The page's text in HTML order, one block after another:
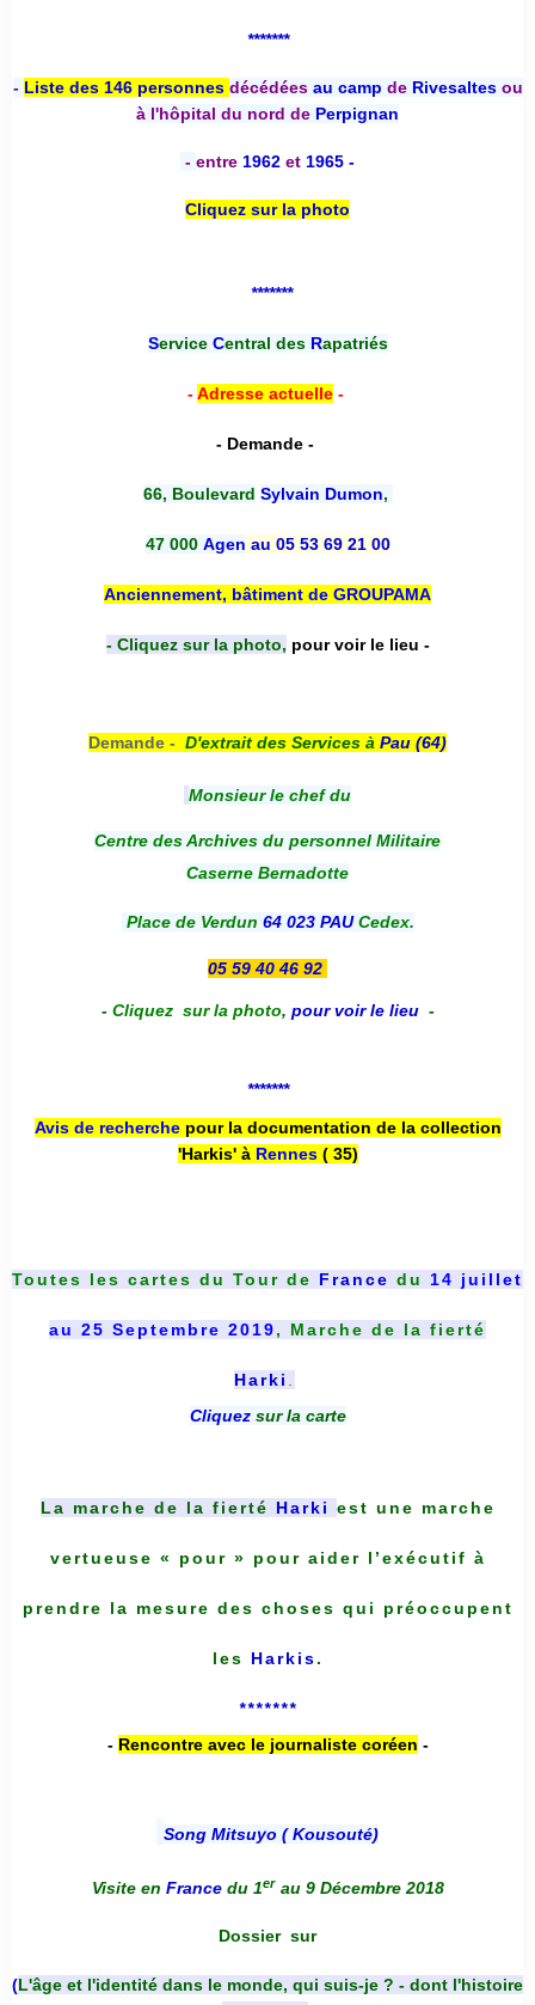
*******
- Liste des 146 personnes décédées au camp deRivesaltesou
à l'hôpital du nord de Perpignan
- entre 1962 et 1965 -
Cliquez sur la photo
*******
Service Central desRapatriés
-Adresse actuelle-
- Demande -
66, Boulevard Sylvain Dumon,
47 000 Agen au 05 53 69 21 00
Anciennement, bâtiment de GROUPAMA
- Cliquez sur la photo, pour voir le lieu -
Demande - D'extrait des Services à Pau (64)
Monsieur le chef du
Centre des Archives du personnel Militaire
Caserne Bernadotte
Place de Verdun 64 023 PAUCedex.
05 59 40 46 92
- Cliquez sur la photo, pour voir le lieu -
*******
Avis de recherche pour la documentation de la collection
'Harkis' à Rennes( 35)
Toutes les cartes du Tour de France du 14 juillet
au 25 Septembre 2019, Marche de la fierté
Harki
Cliquez sur la carte
La marche de la fierté Harki est une marche
vertueuse « pour » pour aider l’exécutif à
prendre la mesure des choses qui préoccupent
les Harkis.
*******
- Rencontre avec le journaliste coréen -
Song Mitsuyo ( Kousouté)
Visite en France du 1er au 9 Décembre 2018
Dossier sur
(L'âge et l'identité dans le monde, qui suis-je ? - dont l'histoire